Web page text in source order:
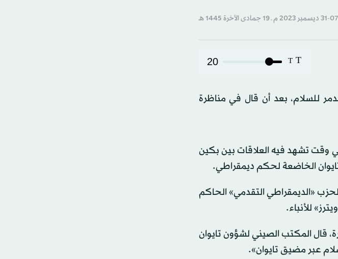
T
T
20
للسلام، بعد أن قال في مناظرة
في تايوان في 13 يناير (كانون الثاني) في وقت تشهد فيه العلاقات بين بكين
الخاضعة لحكم ديمقراطي.
«الديمقراطي التقدمي» الحاكم
للأنباء.
قال المكتب الصيني لشؤون تايوان
عبر مضيق تايوان».